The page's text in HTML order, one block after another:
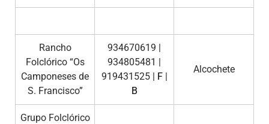
Rancho
Folclórico “Os
Camponeses de
S. Francisco”
934670619 |
934805481 |
919431525 | F|
B
Alcochete
Grupo Folclórico